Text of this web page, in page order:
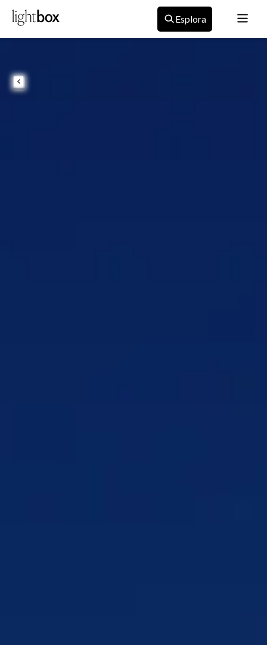
Esplora